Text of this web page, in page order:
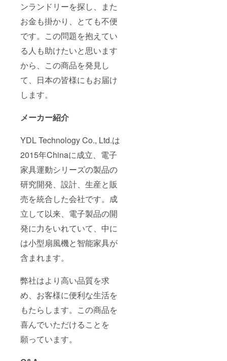
ンランドリーを探し、また
お金も掛かり、とても不便
です。この問題を抱えてい
る人も助けたいと思います
から、この商品を発見し
て、日本の皆様にもお届け
します。
メーカー紹介
YDL Technology Co., Ltd.は
2015年Chinaに成立、電子
家具運動シリーズの製品の
研究開発、設計、生産と販
売を統合した会社です。成
立して以来、電子製品の開
発に力をいれていて、中に
は小型扇風機と智能家具が
含まれます。
弊社はより高い品質を求
め、お客様に便利な生活を
もたらします。この商品を
喜んでいただけることを
願っています。